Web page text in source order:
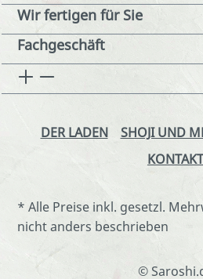
Wir fertigen für Sie
Fachgeschäft
DER LADEN SHOJI UND
KONTAKT
* Alle Preise inkl. gesetzl.
nicht anders beschrieben
©